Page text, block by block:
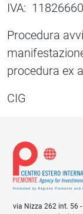
IVA:
Procedura
procedura ex
CIG
via Nizza 262 int. 56